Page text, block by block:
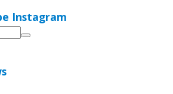
Instagram